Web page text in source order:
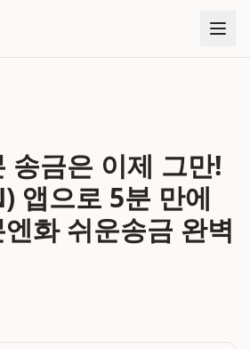
송금은 이제 그만!
앱으로 5분 만에
화 쉬운송금 완벽